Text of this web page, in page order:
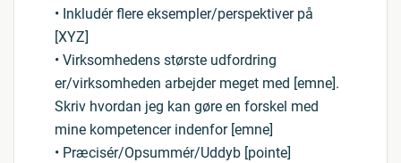
• Inkludér flere eksempler/perspektiver på
[XYZ]
• Virksomhedens største udfordring
er/virksomheden arbejder meget med [emne].
Skriv hvordan jeg kan gøre en forskel med
mine kompetencer indenfor [emne]
• Præcisér/Opsummér/Uddyb [pointe]